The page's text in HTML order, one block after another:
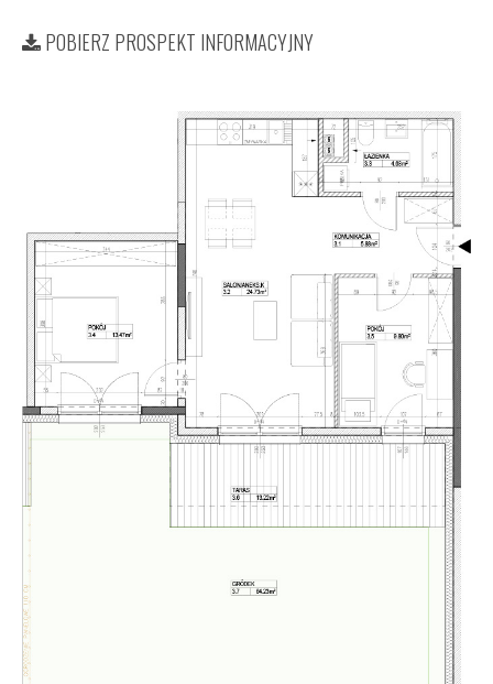
POBIERZ PROSPEKT INFORMACYJNY